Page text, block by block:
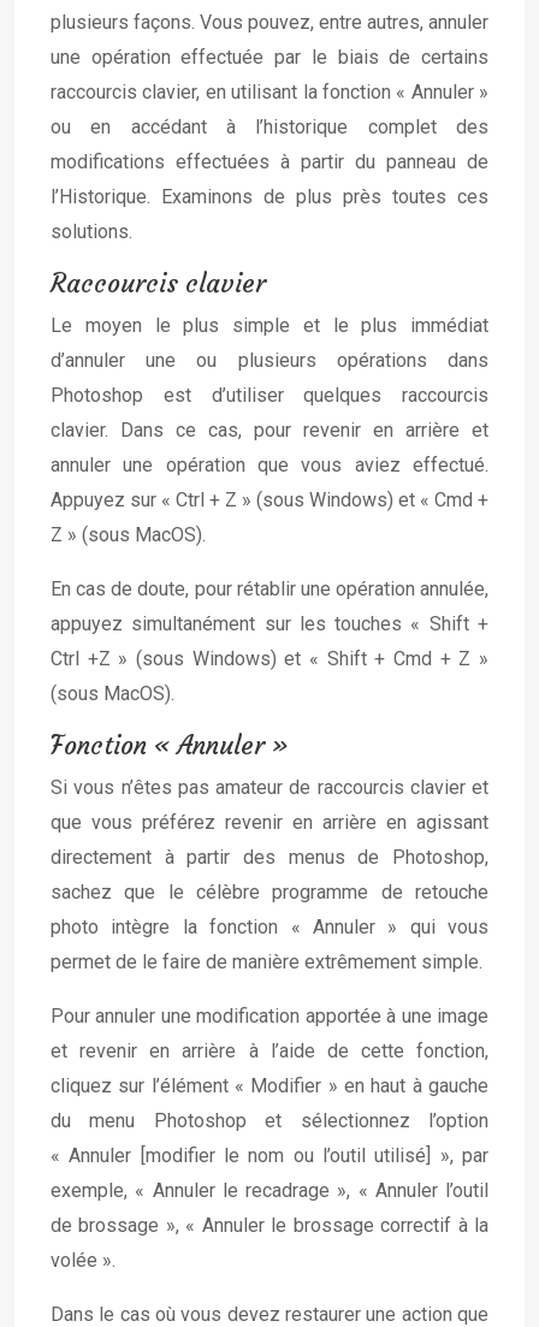
plusieurs façons. Vous pouvez, entre autres, annuler
une opération effectuée par le biais de certains
raccourcis clavier, en utilisant la fonction « Annuler »
ou en accédant à l’historique complet des
modifications effectuées à partir du panneau de
l’Historique. Examinons de plus près toutes ces
solutions.
Raccourcis clavier
Le moyen le plus simple et le plus immédiat
d’annuler une ou plusieurs opérations dans
Photoshop est d’utiliser quelques raccourcis
clavier. Dans ce cas, pour revenir en arrière et
annuler une opération que vous aviez effectué.
Appuyez sur « Ctrl + Z » (sous Windows) et « Cmd +
Z » (sous MacOS).
En cas de doute, pour rétablir une opération annulée,
appuyez simultanément sur les touches « Shift +
Ctrl +Z » (sous Windows) et « Shift + Cmd + Z »
(sous MacOS).
Fonction « Annuler »
Si vous n’êtes pas amateur de raccourcis clavier et
que vous préférez revenir en arrière en agissant
directement à partir des menus de Photoshop,
sachez que le célèbre programme de retouche
photo intègre la fonction « Annuler » qui vous
permet de le faire de manière extrêmement simple.
Pour annuler une modification apportée à une image
et revenir en arrière à l’aide de cette fonction,
cliquez sur l’élément « Modifier » en haut à gauche
du menu Photoshop et sélectionnez l’option
« Annuler [modifier le nom ou l’outil utilisé] », par
exemple, « Annuler le recadrage », « Annuler l’outil
de brossage », « Annuler le brossage correctif à la
volée ».
Dans le cas où vous devez restaurer une action que